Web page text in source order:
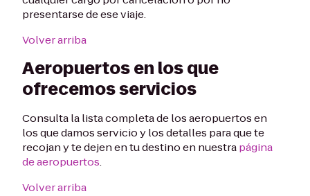
presentarse de ese viaje.
Volver arriba
Aeropuertos en los que
ofrecemos servicios
Consulta la lista completa de los aeropuertos en
los que damos servicio y los detalles para que te
recojan y te dejen en tu destino en nuestrapágina
de aeropuertos.
Volver arriba